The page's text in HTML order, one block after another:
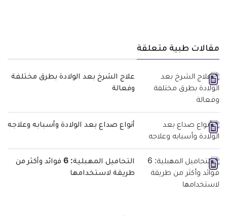
مقالات طبية متعلقة
علاج الشرخ بعد الولادة بطرق مختلفة
وفعالة
أنواع صداع بعد الولادة وأسبابه وعلاجه
التحاميل المهبلية: 6 فوائد وأكثر من
طريقة لاستخدامها